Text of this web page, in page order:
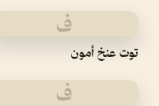
ف
توت عنخ أمون
ف